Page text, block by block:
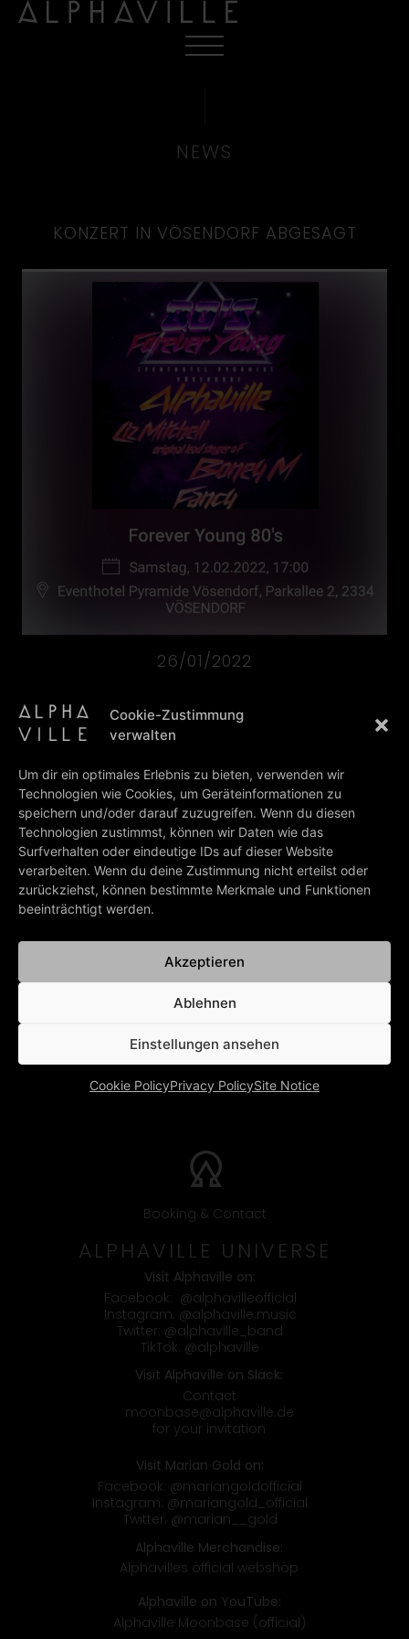
Cookie-Zustimmung
verwalten
Um dir ein optimales Erlebnis zu bieten, verwenden wir
Technologien wie Cookies, um Geräteinformationen zu
speichern und/oder darauf zuzugreifen. Wenn du diesen
Technologien zustimmst, können wir Daten wie das
Surfverhalten oder eindeutige IDs auf dieser Website
verarbeiten. Wenn du deine Zustimmung nicht erteilst oder
zurückziehst, können bestimmte Merkmale und Funktionen
beeinträchtigt werden.
Akzeptieren
Ablehnen
Einstellungen ansehen
Cookie PolicyPrivacy PolicySite Notice
NEWS
KONZERT IN VÖSENDORF ABGESAGT
26/01/2022
We would like to inform you that due to
strict regulations in Austria, the promoter
is forced to move the festival from the 12-
th of February 2022 to Autumn 2022 – We
will keep you updated regarding the
exact date.
PREV
BACK TO ALL NEWS
Booking & Contact
ALPHAVILLE UNIVERSE
Visit Alphaville on:
Facebook: @alphavilleofficial
Instagram: @alphaville.music
Twitter: @alphaville_band
TikTok: @alphaville
Visit Alphaville on Slack:
Contact
moonbase@alphaville.de
for your invitation
Visit Marian Gold on:
Facebook: @mariangoldofficial
Instagram: @mariangold_official
Twitter: @marian__gold
Alphaville Merchandise:
Alphavilles official webshop
Alphaville on YouTube:
Alphaville Moonbase (official)